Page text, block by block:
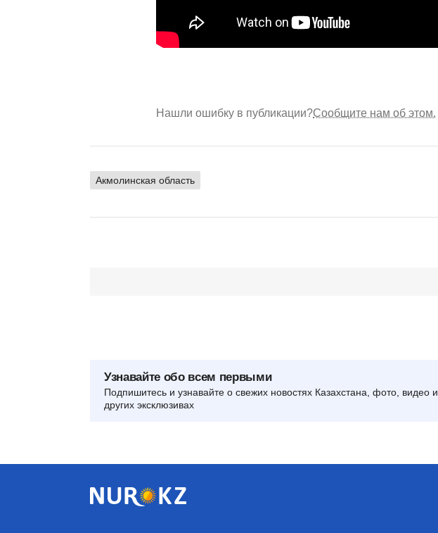
Нашли ошибку в публикации?Сообщите нам об этом.
Акмолинская область
Узнавайте обо всем первыми
Подпишитесь и узнавайте о свежих новостях Казахстана, фото, видео и
других эксклюзивах